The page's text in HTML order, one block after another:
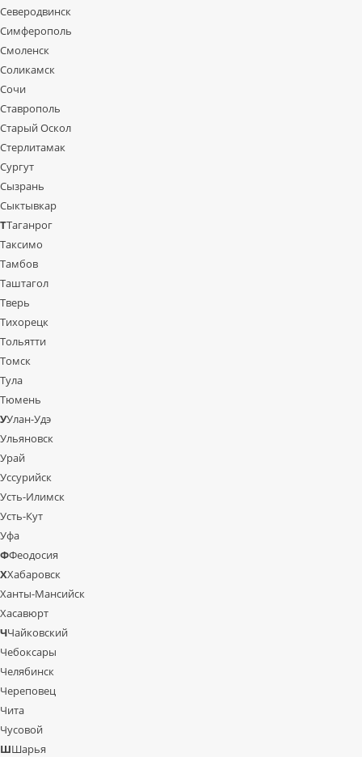
Северодвинск
Симферополь
Смоленск
Соликамск
Сочи
Ставрополь
Старый Оскол
Стерлитамак
Сургут
Сызрань
Сыктывкар
ТТаганрог
Таксимо
Тамбов
Таштагол
Тверь
Тихорецк
Тольятти
Томск
Тула
Тюмень
УУлан-Удэ
Ульяновск
Урай
Уссурийск
Усть-Илимск
Усть-Кут
Уфа
ФФеодосия
ХХабаровск
Ханты-Мансийск
Хасавюрт
ЧЧайковский
Чебоксары
Челябинск
Череповец
Чита
Чусовой
ШШарья